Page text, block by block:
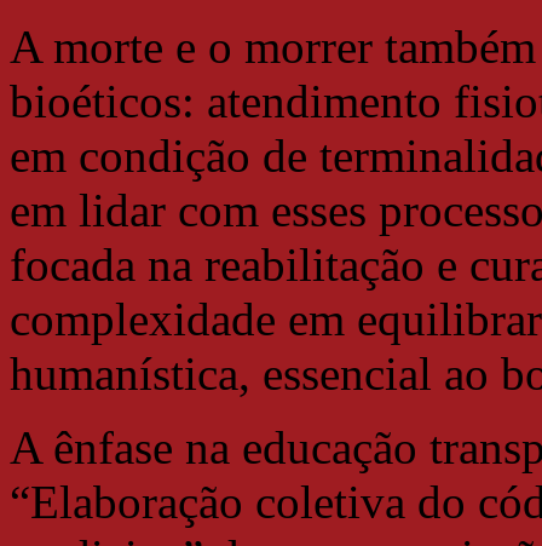
A morte e o morrer
bioéticos: atendimento
em condição de
em lidar com esses
focada na reabilitação e
complexidade em
humanística, essencial ao
A ênfase na educação
“Elaboração coletiva do